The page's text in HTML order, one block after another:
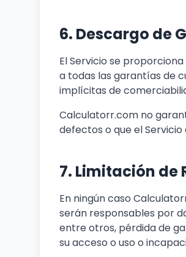
6. Descargo de
El Servicio se proporciona
a todas las garantías de
implícitas de
Calculatorr.com no
defectos o que el
7. Limitación de
En ningún caso
serán responsables por
entre otros, pérdida de
su acceso o uso o